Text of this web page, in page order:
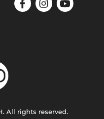
All rights reserved.